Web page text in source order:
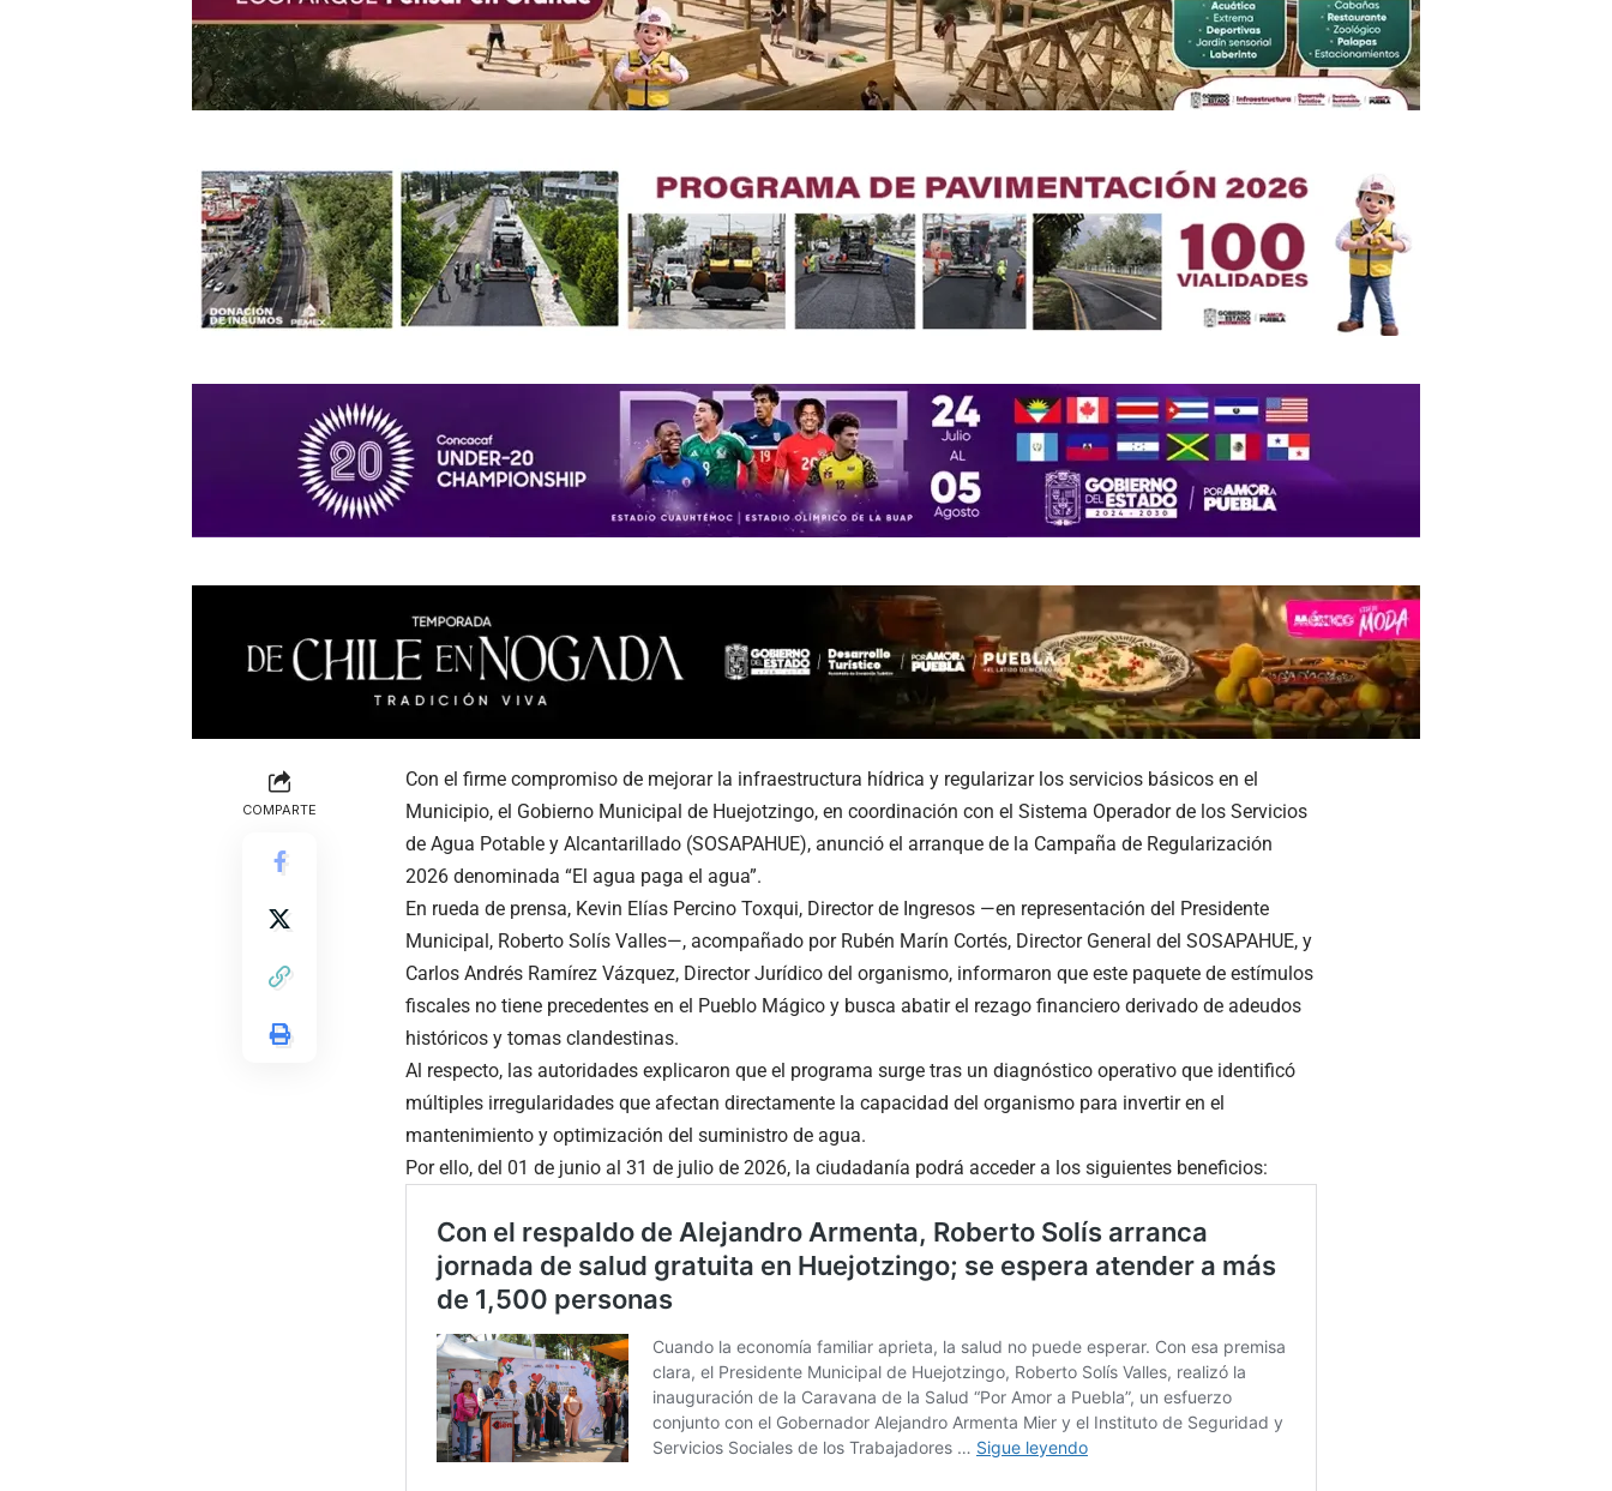
COMPARTE
Con el firme compromiso de mejorar la infraestructura hídrica y regularizar los servicios básicos en el
Municipio, el Gobierno Municipal de Huejotzingo, en coordinación con el Sistema Operador de los Servicios
de Agua Potable y Alcantarillado (SOSAPAHUE), anunció el arranque de la Campaña de Regularización
2026 denominada “El agua paga el agua”.
En rueda de prensa, Kevin Elías Percino Toxqui, Director de Ingresos —en representación del Presidente
Municipal, Roberto Solís Valles—, acompañado por Rubén Marín Cortés, Director General del SOSAPAHUE, y
Carlos Andrés Ramírez Vázquez, Director Jurídico del organismo, informaron que este paquete de estímulos
fiscales no tiene precedentes en el Pueblo Mágico y busca abatir el rezago financiero derivado de adeudos
históricos y tomas clandestinas.
Al respecto, las autoridades explicaron que el programa surge tras un diagnóstico operativo que identificó
múltiples irregularidades que afectan directamente la capacidad del organismo para invertir en el
mantenimiento y optimización del suministro de agua.
Por ello, del 01 de junio al 31 de julio de 2026, la ciudadanía podrá acceder a los siguientes beneficios: